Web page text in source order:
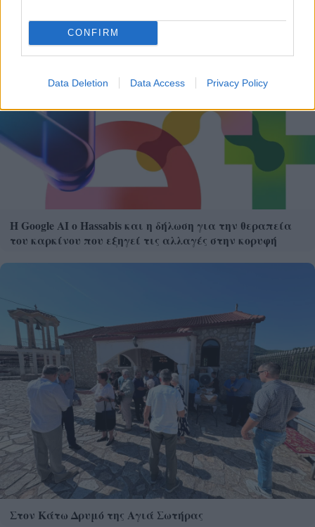
CONFIRM
Data Deletion Data Access Privacy Policy
Η Google ΑΙ ο Hassabis και η δήλωση για την θεραπεία
του καρκίνου που εξηγεί τις αλλαγές στην κορυφή
Στον Κάτω Δρυμό της Αγιά Σωτήρας